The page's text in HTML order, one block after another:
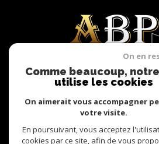
© 2022 Tous droits
On en
Comme beaucoup,
utilise les cookies
On aimerait vous accompagner
votre visite.
En poursuivant, vous acceptez
cookies par ce site, afin de vous